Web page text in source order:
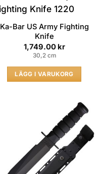
Ka-Bar US Army Fighting
Knife
1,749.00 kr
30,2 cm
LÄGG I VARUKORG